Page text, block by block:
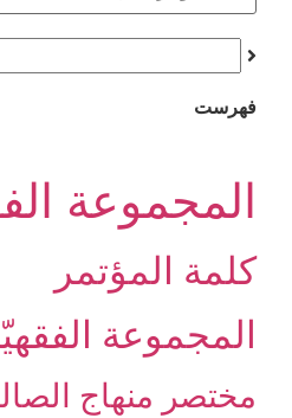
فهرست
المجموعة
كلمة المؤتمر
المجموعة
مختصر منهاج